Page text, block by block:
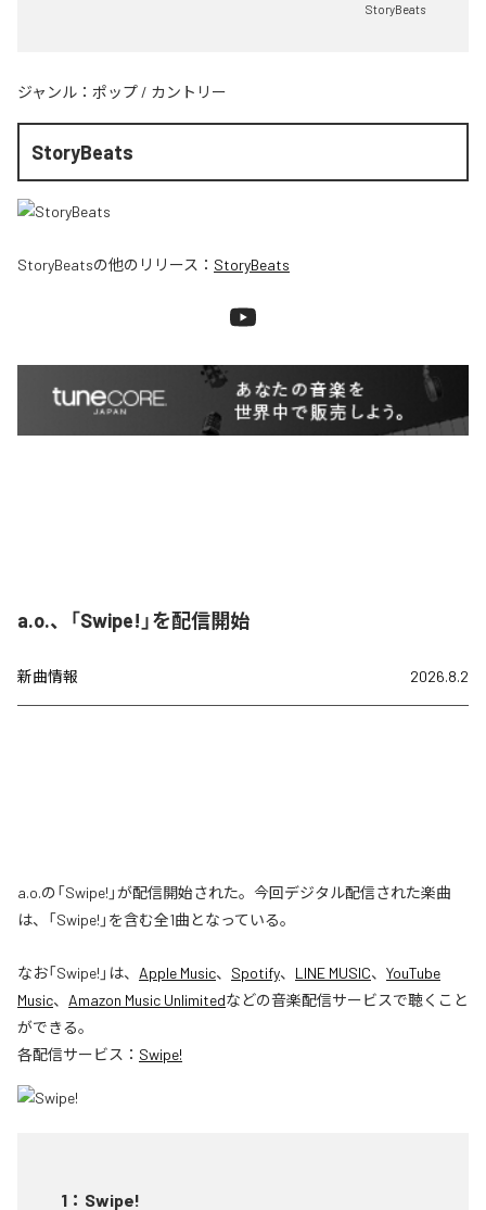
StoryBeats
ジャンル： ポップ / カントリー
StoryBeats
StoryBeatsの他のリリース： StoryBeats
a.o.、「Swipe!」を配信開始
新曲情報 2026.8.2
a.o.の「Swipe!」が配信開始された。今回デジタル配信された楽曲
は、「Swipe!」を含む全1曲となっている。
なお「Swipe! 」は、 Apple Music、 Spotify、 LINE MUSIC、 YouTube
Music、 Amazon Music Unlimitedなどの音楽配信サービスで聴くこと
ができる。
各配信サービス： Swipe!
1 ： Swipe!